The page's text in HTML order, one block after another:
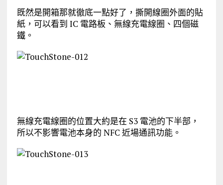
既然是開箱那就徹底一點好了，撕開線圈外面的貼
紙，可以看到 IC 電路板、無線充電線圈、四個磁
鐵。
無線充電線圈的位置大約是在 S3 電池的下半部，
所以不影響電池本身的 NFC 近場通訊功能。